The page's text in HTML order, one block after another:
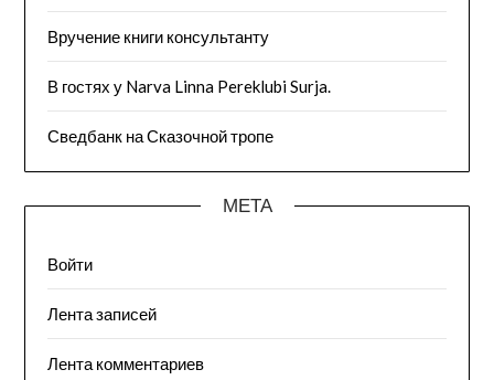
Вручение книги консультанту
В гостях у Narva Linna Pereklubi Surja.
Сведбанк на Сказочной тропе
МЕТА
Войти
Лента записей
Лента комментариев